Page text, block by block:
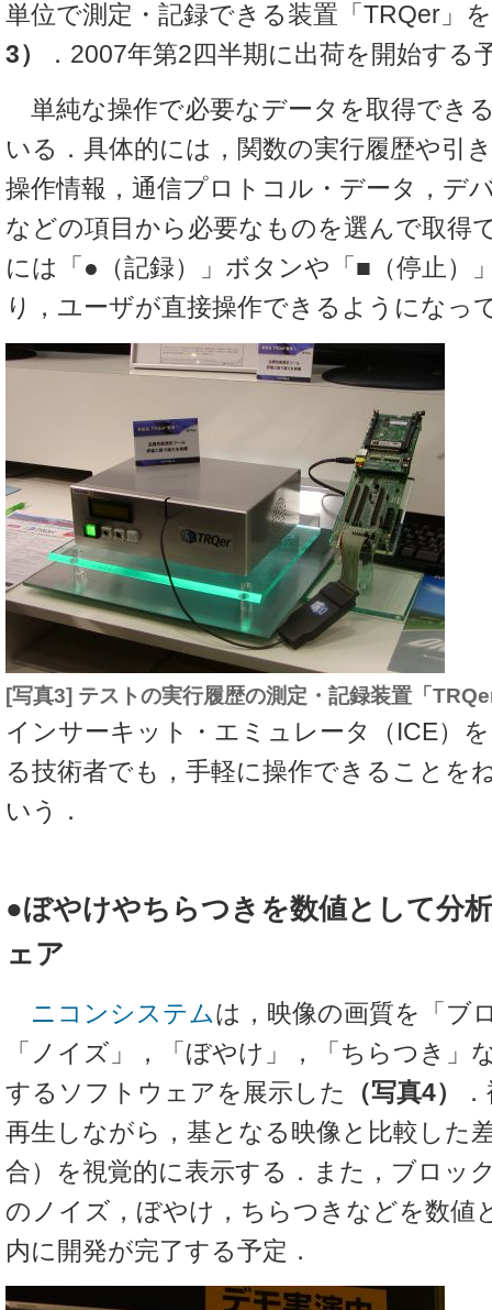
単位で測定・記録できる装置「TRQer」
3）
．2007年第2四半期に出荷を開始する
単純な操作で必要なデータを取得でき
いる．具体的には，関数の実行履歴や引
操作情報，通信プロトコル・データ，デ
などの項目から必要なものを選んで取得
には「●（記録）」ボタンや「■（停止）
り，ユーザが直接操作できるようになっ
[写真3] テストの実行履歴の測定・記録装置「
インサーキット・エミュレータ（ICE）
る技術者でも，手軽に操作できることを
いう．
●ぼやけやちらつきを数値として分
ェア
ニコンシステムは，映像の画質を「ブ
「ノイズ」，「ぼやけ」，「ちらつき」
するソフトウェアを展示した
（写真4）
再生しながら，基となる映像と比較した
合）を視覚的に表示する．また，ブロッ
のノイズ，ぼやけ，ちらつきなどを数値
内に開発が完了する予定．